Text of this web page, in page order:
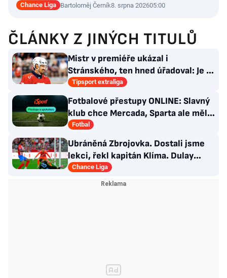
Chance Liga Bartoloměj Černík8. srpna 202605:00
ČLÁNKY Z JINÝCH TITULŮ
Mistr v premiéře ukázal i
Stránského, ten hned úřadoval: Je to
pro mě úplně nové…
Tipsport extraliga
Fotbalové přestupy ONLINE: Slavný
klub chce Mercada, Sparta ale měla
nabídku odmítnout
Fotbal
Ubráněná Zbrojovka. Dostali jsme
lekci, řekl kapitán Klíma. Dulay
překonal kamaráda
Chance Liga